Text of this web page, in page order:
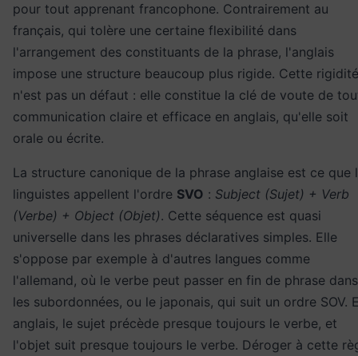
pour tout apprenant francophone. Contrairement au
français, qui tolère une certaine flexibilité dans
l'arrangement des constituants de la phrase, l'anglais
impose une structure beaucoup plus rigide. Cette rigidité
n'est pas un défaut : elle constitue la clé de voute de
communication claire et efficace en anglais, qu'elle soit
orale ou écrite.
La structure canonique de la phrase anglaise est ce que
linguistes appellent l'ordre SVO : Subject (Sujet) + Verb
(Verbe) + Object (Objet). Cette séquence est quasi
universelle dans les phrases déclaratives simples. Elle
s'oppose par exemple à d'autres langues comme
l'allemand, où le verbe peut passer en fin de phrase dans
les subordonnées, ou le japonais, qui suit un ordre SOV.
anglais, le sujet précède presque toujours le verbe, et
l'objet suit presque toujours le verbe. Déroger à cette